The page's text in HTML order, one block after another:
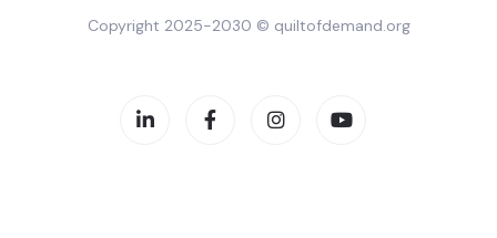
Copyright 2025-2030 © quiltofdemand.org